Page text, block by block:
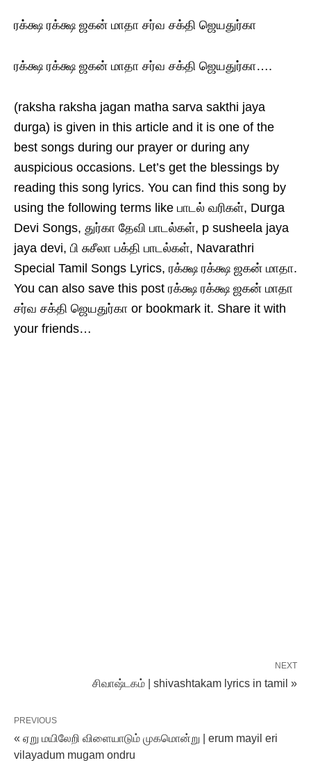
ரக்க்ஷ ரக்க்ஷ ஜகன் மாதா சர்வ சக்தி ஜெயதுர்கா
ரக்க்ஷ ரக்க்ஷ ஜகன் மாதா சர்வ சக்தி ஜெயதுர்கா….
(raksha raksha jagan matha sarva sakthi jaya
durga) is given in this article and it is one of the
best songs during our prayer or during any
auspicious occasions. Let’s get the blessings by
reading this song lyrics. You can find this song by
using the following terms like பாடல் வரிகள், Durga
Devi Songs, துர்கா தேவி பாடல்கள், p susheela jaya
jaya devi, பி சுசீலா பக்தி பாடல்கள், Navarathri
Special Tamil Songs Lyrics, ரக்க்ஷ ரக்க்ஷ ஜகன் மாதா.
You can also save this post ரக்க்ஷ ரக்க்ஷ ஜகன் மாதா
சர்வ சக்தி ஜெயதுர்கா or bookmark it. Share it with
your friends…
NEXT
சிவாஷ்டகம் | shivashtakam lyrics in tamil »
PREVIOUS
« ஏறு மயிலேறி விளையாடும் முகமொன்று | erum mayil eri
vilayadum mugam ondru